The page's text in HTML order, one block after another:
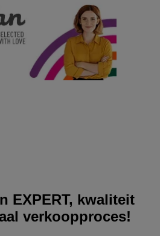
EXPERT, kwaliteit
verkoopproces!